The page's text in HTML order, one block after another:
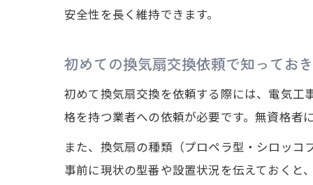
安全性を長く維持できます。
初めての換気扇交換依頼で知ってお
初めて換気扇交換を依頼する際には、電気工
格を持つ業者への依頼が必要です。無資格者
また、換気扇の種類（プロペラ型・シロッコ
事前に現状の型番や設置状況を伝えておくと